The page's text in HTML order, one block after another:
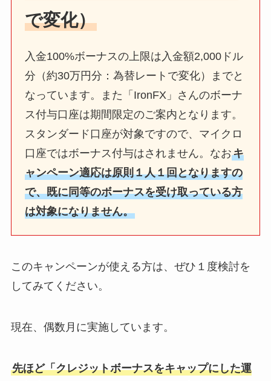
で変化）
入金100%ボーナスの上限は入金額2,000ドル
分（約30万円分：為替レートで変化）までと
なっています。また「IronFX」さんのボーナ
ス付与口座は期間限定のご案内となります。
スタンダード口座が対象ですので、マイクロ
口座ではボーナス付与はされません。なおキ
ャンペーン適応は原則１人１回となりますの
で、既に同等のボーナスを受け取っている方
は対象になりません。
このキャンペーンが使える方は、ぜひ１度検討を
してみてください。
現在、偶数月に実施しています。
先ほど「クレジットボーナスをキャップにした運